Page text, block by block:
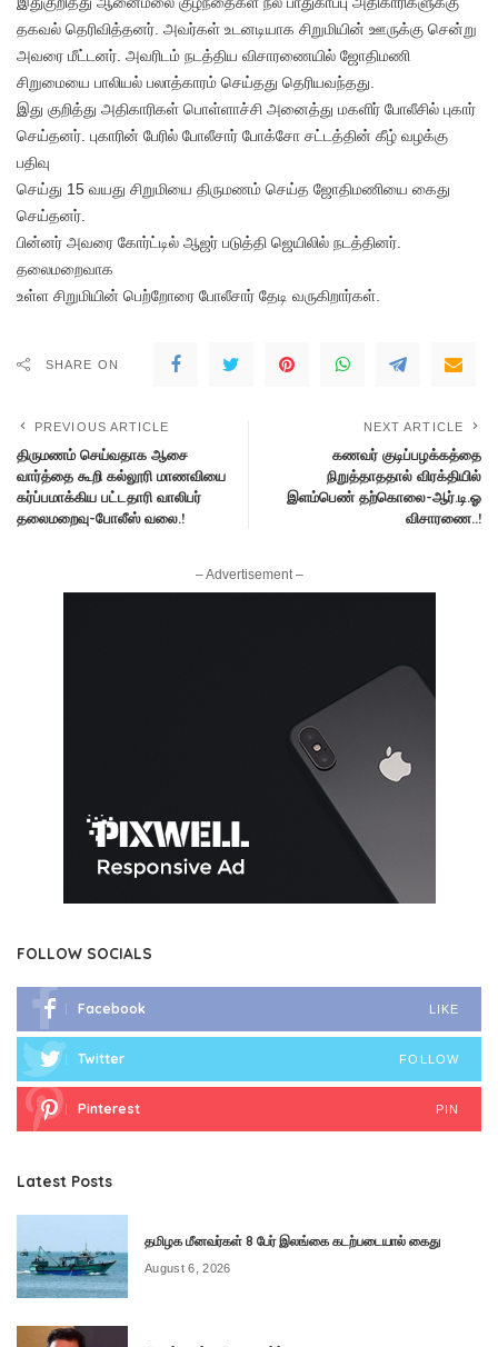
தகவல் தெரிவித்தனர். அவர்கள் உடனடியாக சிறுமியின் ஊருக்கு சென்று
அவரை மீட்டனர். அவரிடம் நடத்திய விசாரணையில் ஜோதிமணி
சிறுமையை பாலியல் பலாத்காரம் செய்தது தெரியவந்தது.
இது குறித்து அதிகாரிகள் பொள்ளாச்சி அனைத்து மகளிர் போலீசில் புகார்
செய்தனர். புகாரின் பேரில் போலீசார் போக்சோ சட்டத்தின் கீழ் வழக்கு
பதிவு
செய்து 15 வயது சிறுமியை திருமணம் செய்த ஜோதிமணியை கைது
செய்தனர்.
பின்னர் அவரை கோர்ட்டில் ஆஜர் படுத்தி ஜெயிலில் நடத்தினர்.
தலைமறைவாக
உள்ள சிறுமியின் பெற்றோரை போலீசார் தேடி வருகிறார்கள்.
SHARE ON
PREVIOUS ARTICLE
திருமணம் செய்வதாக ஆசை
வார்த்தை கூறி கல்லூரி மாணவியை
கர்ப்பமாக்கிய பட்டதாரி வாலிபர்
தலைமறைவு-போலீஸ் வலை.!
NEXT ARTICLE
கணவர் குடிப்பழக்கத்தை
நிறுத்தாததால் விரக்தியில்
இளம்பெண் தற்கொலை-ஆர்.டி.ஓ
விசாரணை..!
– Advertisement –
FOLLOW SOCIALS
Facebook LIKE
Twitter FOLLOW
Pinterest PIN
Latest Posts
தமிழக மீனவர்கள் 8 பேர் இலங்கை கடற்படையால் கைது
August 6, 2026